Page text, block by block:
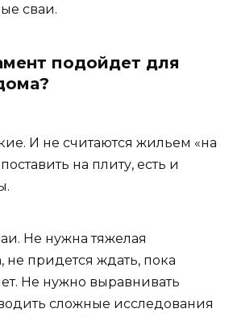
сваи.
подойдет для
И не считаются жильем «на
на плиту, есть и
Не нужна тяжелая
не придется ждать, пока
Не нужно выравнивать
сложные исследования